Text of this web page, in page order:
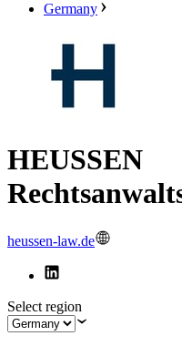
Germany
HEUSSEN
heussen-law.de
Select region